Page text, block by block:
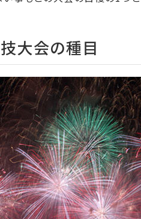
大会の種目